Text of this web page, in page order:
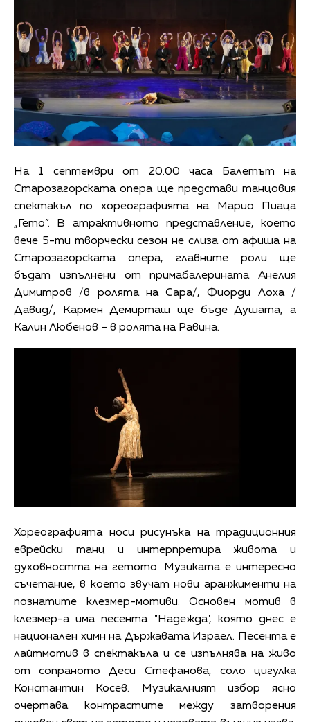
На 1 септември от 20.00 часа Балетът на
Старозагорската опера ще представи танцовия
спектакъл по хореографията на Марио Пиаца
„Гето”. В атрактивното представление, което
вече 5-ти творчески сезон не слиза от афиша на
Старозагорската опера, главните роли ще
бъдат изпълнени от примабалерината Анелия
Димитров /в ролята на Сара/, Фиорди Лоха /
Давид/, Кармен Демирташ ще бъде Душата, а
Калин Любенов – в ролята на Равина.
Хореографията носи рисунъка на традиционния
еврейски танц и интерпретира живота и
духовността на гетото. Музиката е интересно
съчетание, в което звучат нови аранжименти на
познатите клезмер-мотиви. Основен мотив в
клезмер-а има песента "Надежда", която днес е
национален химн на Държавата Израел. Песента е
лайтмотив в спектакъла и се изпълнява на живо
от сопраното Деси Стефанова, соло цигулка
Константин Косев. Музикалният избор ясно
очертава контрастите между затворения